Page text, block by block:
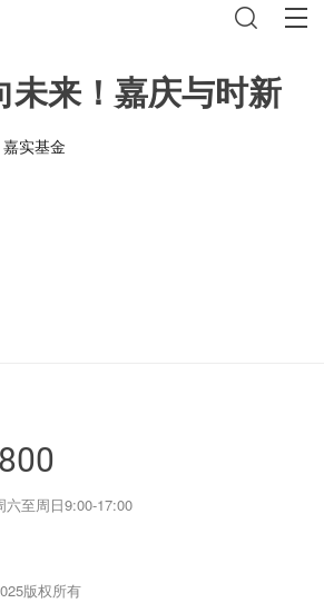
未来！嘉庆与时新
嘉实基金
六至周日9:00-17:00
版权所有